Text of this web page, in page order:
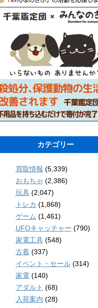
カテゴリー
買取情報 (5,339)
おもちゃ (2,386)
玩具(2,047)
トレカ (1,868)
ゲーム (1,461)
UFOキャッチャー (790)
家電工具(548)
古着(337)
イベント・セール(314)
家電(140)
アダルト (68)
入荷案内 (28)